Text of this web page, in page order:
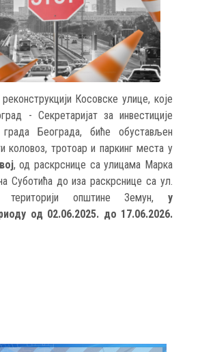
Косовске улице, које
- Секретаријат за инвестиције
Београда, биће обустављен
коловоз, тротоар и паркинг места у
, од раскрснице са улицама Марка
Суботића до иза раскрснице са ул.
територији општине Земун, у
од 02.06.2025. до 17.06.2026.